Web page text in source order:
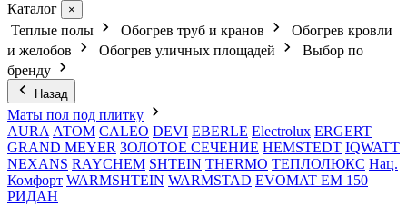
Каталог
×
Теплые полы Обогрев труб и кранов
Обогрев кровли
и желобов
Обогрев уличных площадей
Выбор по
бренду
Назад
Маты пол под плитку
AURA АТОМ CALEO DEVI EBERLE Electrolux ERGERT
GRAND MEYER ЗОЛОТОЕ СЕЧЕНИЕ HEMSTEDT IQWATT
NEXANS RAYCHEM SHTEIN THERMO ТЕПЛОЛЮКС Нац.
Комфорт WARMSHTEIN WARMSTAD EVOMAT EM 150
РИДАН